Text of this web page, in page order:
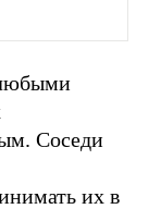
Соседи
их в